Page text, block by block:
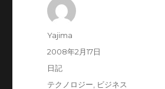
投
稿
Yajima
投
稿
2008年2月17日
カ
テ
日記
タ
テクノロジー ビジネス